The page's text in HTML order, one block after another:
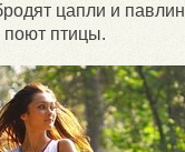
цапли и
поют птицы.